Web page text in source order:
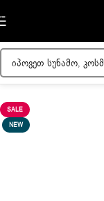
Skip to navigation
მთავარი/ქალის
SALE
NEW